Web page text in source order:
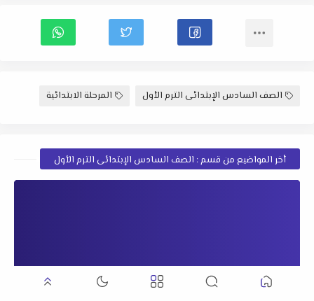
الصف السادس الإبتدائى الترم الأول المرحلة الابتدائية
أخر المواضيع من قسم : الصف السادس الإبتدائى الترم الأول